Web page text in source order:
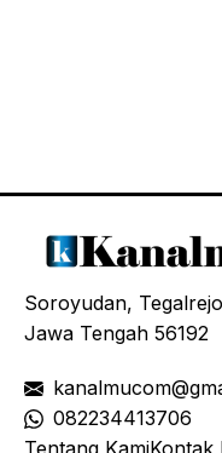
Soroyudan,
Jawa Tengah 56192
082234413706